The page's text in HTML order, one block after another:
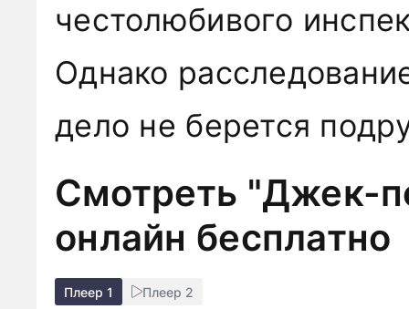
честолюбивого
Однако
дело не берется
Смотреть "Джек-
онлайн бесплатно
Плеер 1 Плеер 2